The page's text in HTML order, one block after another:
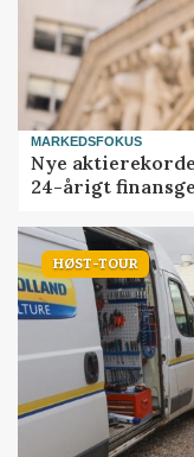
MARKEDSFOKUS
Nye
24-årigt
HØST-TOUR